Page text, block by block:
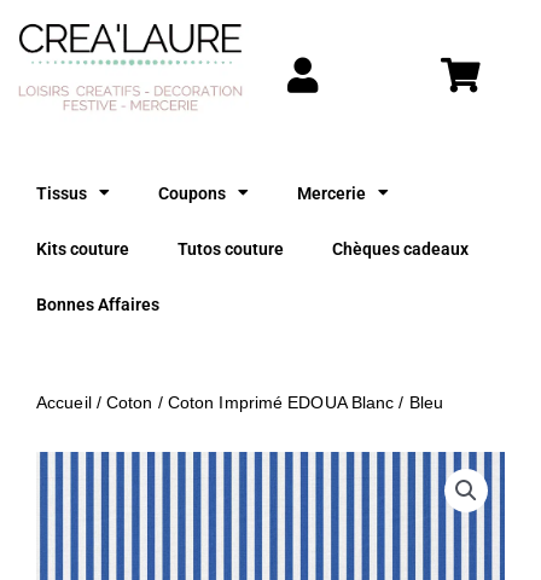
contenu
Tissus Coupons Mercerie
Kits couture Tutos couture Chèques cadeaux
Bonnes Affaires
Accueil/Coton / Coton Imprimé EDOUA Blanc / Bleu